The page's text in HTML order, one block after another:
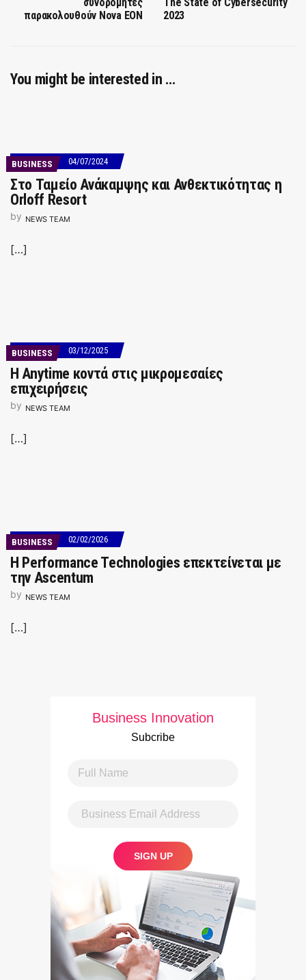
παρακολουθούν Nova EON
2023
You might be interested in …
BUSINESS 04/07/2024
Στο Ταμείο Ανάκαμψης και Ανθεκτικότητας η
Orloff Resort
by NEWS TEAM
[…]
BUSINESS 03/12/2025
Η Anytime κοντά στις μικρομεσαίες
επιχειρήσεις
by NEWS TEAM
[…]
BUSINESS 02/02/2026
Η Performance Technologies επεκτείνεται με
την Ascentum
by NEWS TEAM
[…]
Business Innovation
Subcribe